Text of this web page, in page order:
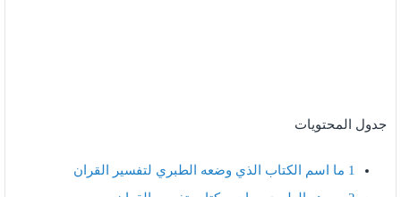
جدول المحتويات
1 ما اسم الكتاب الذي وضعه الطبري لتفسير القران